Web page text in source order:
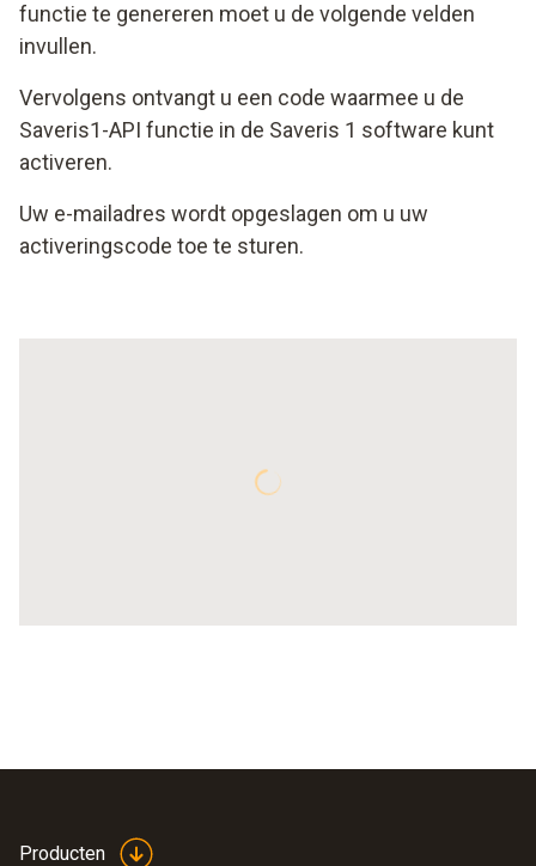
functie te genereren moet u de volgende velden
invullen.
Vervolgens ontvangt u een code waarmee u de
Saveris1-API functie in de Saveris 1 software kunt
activeren.
Uw e-mailadres wordt opgeslagen om u uw
activeringscode toe te sturen.
Producten